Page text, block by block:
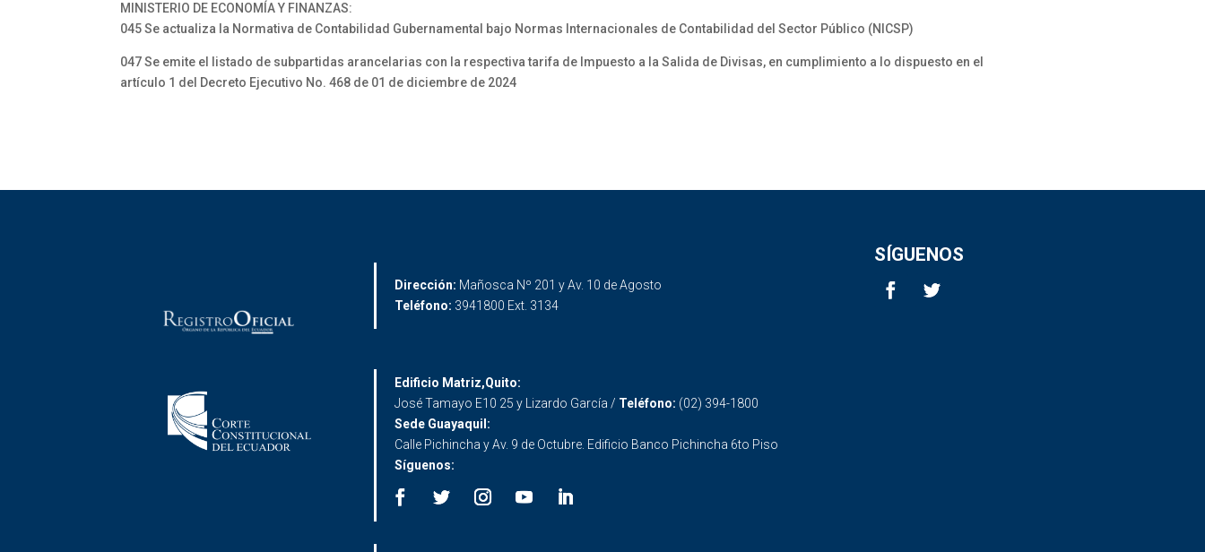
MINISTERIO DE ECONOMÍA Y FINANZAS:
045 Se actualiza la Normativa de Contabilidad Gubernamental bajo Normas Internacionales de Contabilidad del Sector Público (NICSP)
047 Se emite el listado de subpartidas arancelarias con la respectiva tarifa de Impuesto a la Salida de Divisas, en cumplimiento a lo dispuesto en el
artículo 1 del Decreto Ejecutivo No. 468 de 01 de diciembre de 2024
Dirección: Mañosca Nº 201 y Av. 10 de Agosto
Teléfono: 3941800 Ext. 3134
SÍGUENOS
Edificio Matriz,Quito:
José Tamayo E10 25 y Lizardo García / Teléfono: (02) 394-1800
Sede Guayaquil:
Calle Pichincha y Av. 9 de Octubre. Edificio Banco Pichincha 6to Piso
Síguenos: